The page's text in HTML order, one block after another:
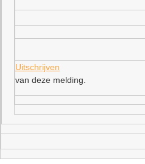
Uitschrijven
van deze melding.